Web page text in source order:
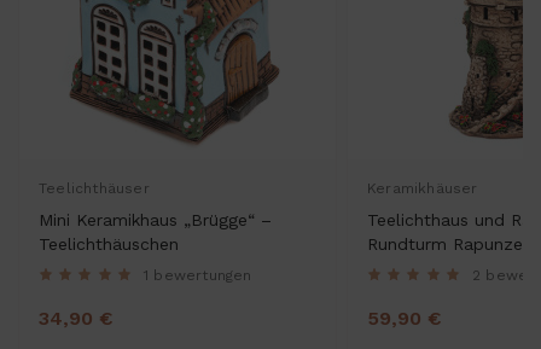
Teelichthäuser
Mini Keramikhaus „Brügge“ –
Teelichthäuschen
1 bewertungen
34,90 €
Keramikhäuser
Teelichthaus und
Rundturm Rapunzel
2
59,90 €